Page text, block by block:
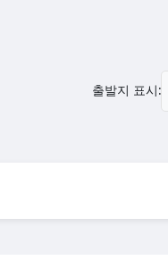
출발지 표시: